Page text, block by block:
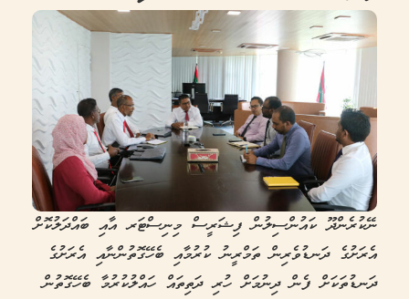
ނޭކުރެންދޫ ކައުންސިލުން ފިޝަރީސް މިނިސްޓަރ އާއި ބައްދަލުކޮށް
އެރަށުގެ ދަނޑުވެރިން ތަމްރީނު ކުރުމާއި ބެހޭގޮތުންނާއި އެރަށުގެ
ދަނޑުތަކަށް ފެން ދިނުމަށް ހުރި ދަތިތައް ހައްލުކުރުމާ ބެހޭގޮތުން